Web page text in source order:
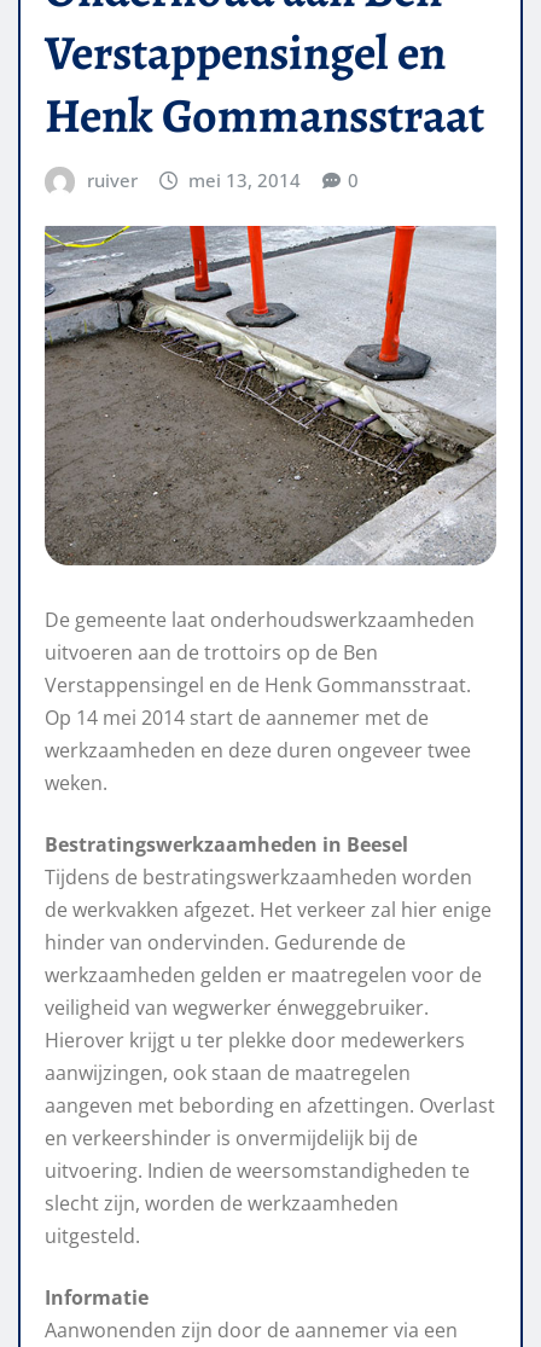
Verstappensingel en
Henk Gommansstraat
ruiver mei 13, 2014 0
De gemeente laat onderhoudswerkzaamheden
uitvoeren aan de trottoirs op de Ben
Verstappensingel en de Henk Gommansstraat.
Op 14 mei 2014 start de aannemer met de
werkzaamheden en deze duren ongeveer twee
weken.
Bestratingswerkzaamheden in Beesel
Tijdens de bestratingswerkzaamheden worden
de werkvakken afgezet. Het verkeer zal hier enige
hinder van ondervinden. Gedurende de
werkzaamheden gelden er maatregelen voor de
veiligheid van wegwerker énweggebruiker.
Hierover krijgt u ter plekke door medewerkers
aanwijzingen, ook staan de maatregelen
aangeven met bebording en afzettingen. Overlast
en verkeershinder is onvermijdelijk bij de
uitvoering. Indien de weersomstandigheden te
slecht zijn, worden de werkzaamheden
uitgesteld.
Informatie
Aanwonenden zijn door de aannemer via een